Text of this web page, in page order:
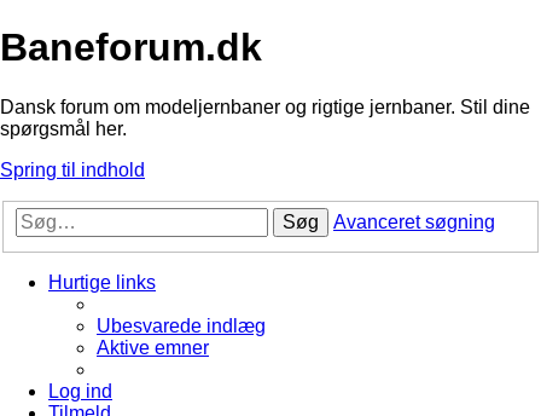
Baneforum.dk
Dansk forum om modeljernbaner og rigtige jernbaner. Stil dine
spørgsmål her.
Spring til indhold
Søg Avanceret søgning
Hurtige links
Ubesvarede indlæg
Aktive emner
Log ind